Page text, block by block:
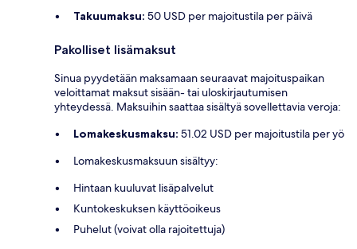
Takuumaksu: 50 USD per majoitustila per päivä
Pakolliset lisämaksut
Sinua pyydetään maksamaan seuraavat majoituspaikan
veloittamat maksut sisään- tai uloskirjautumisen
yhteydessä. Maksuihin saattaa sisältyä sovellettavia veroja:
Lomakeskusmaksu: 51.02 USD per majoitustila per yö
Lomakeskusmaksuun sisältyy:
Hintaan kuuluvat lisäpalvelut
Kuntokeskuksen käyttöoikeus
Puhelut (voivat olla rajoitettuja)